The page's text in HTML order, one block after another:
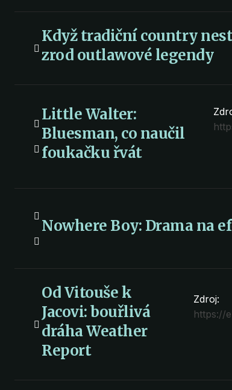
Když tradiční country
zrod outlawové legendy
Little Walter:
Bluesman, co naučil
foukačku řvát
Nowhere Boy: Drama na
Od Vitouše k
Jacovi: bouřlivá
dráha Weather
Report
Zdroj:
https://